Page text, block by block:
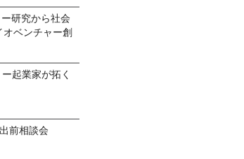
研究から社会
ベンチャー創
起業家が拓く
前相談会